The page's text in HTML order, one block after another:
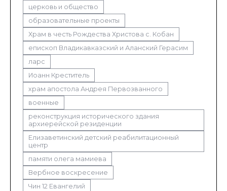
церковь и общество
образовательные проекты
Храм в честь Рождества Христова с. Кобан
епископ Владикавказский и Аланский Герасим
ларс
Иоанн Креститель
храм апостола Андрея Первозванного
военные
реконструкция исторического здания
архиерейской резиденции
Елизаветинский детский реабилитационный
центр
памяти олега мамиева
Вербное воскресение
Чин 12 Евангелий